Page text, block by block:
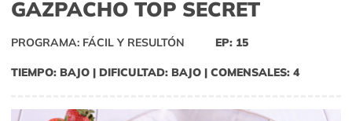
GAZPACHO TOP SECRET
PROGRAMA: FÁCIL Y RESULTÓN EP: 15
TIEMPO: BAJO | DIFICULTAD: BAJO | COMENSALES: 4